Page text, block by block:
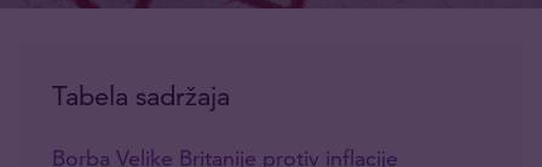
Tabela sadržaja
Borba Velike Britanije protiv inflacije